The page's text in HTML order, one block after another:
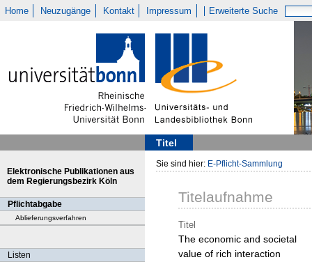
Home Neuzugänge Kontakt Impressum Erweiterte Suche
Titel
Elektronische Publikationen aus
dem Regierungsbezirk Köln
Pflichtabgabe
Ablieferungsverfahren
Listen
Sie sind hier: E-Pflicht-Sammlung
Titelaufnahme
Titel
The economic and societal
value of rich interaction